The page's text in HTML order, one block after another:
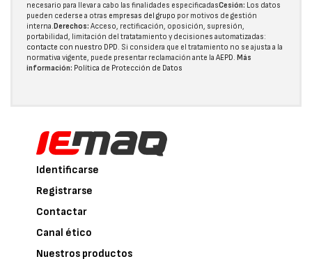
necesario para llevar a cabo las finalidades especificadasCesión: Los datos
pueden cederse a otras empresas del grupo por motivos de gestión
interna.Derechos: Acceso, rectificación, oposición, supresión,
portabilidad, limitación del tratatamiento y decisiones automatizadas:
contacte con nuestro DPD. Si considera que el tratamiento no se ajusta a la
normativa vigente, puede presentar reclamación ante la AEPD. Más
información: Política de Protección de Datos
Identificarse
Registrarse
Contactar
Canal ético
Nuestros productos